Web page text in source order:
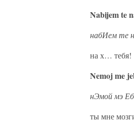
Nabijem te
набИем те
на х… тебя!
Nemoj me
нЭмой мэ
ты мне